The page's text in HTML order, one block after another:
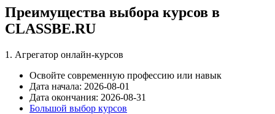
Преимущества выбора курсов в
CLASSBE.RU
1. Агрегатор онлайн-курсов
Освойте современную профессию или навык
Дата начала: 2026-08-01
Дата окончания: 2026-08-31
Большой выбор курсов